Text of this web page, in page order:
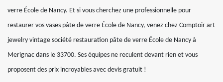
verre École de Nancy. Et si vous cherchez une professionnelle pour
restaurer vos vases pâte de verre École de Nancy, venez chez Comptoir art
jewelry vintage société restauration pâte de verre École de Nancy à
Merignac dans le 33700. Ses équipes ne reculent devant rien et vous
proposent des prix incroyables avec devis gratuit !